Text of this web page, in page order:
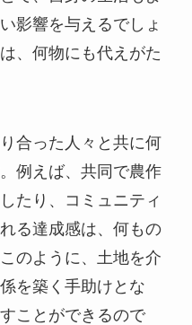
影響を与えるでしょ
、何物にも代えがた
合った人々と共に何
例えば、共同で農作
たり、コミュニティ
る達成感は、何もの
のように、土地を介
を築く手助けとな
ことができるので